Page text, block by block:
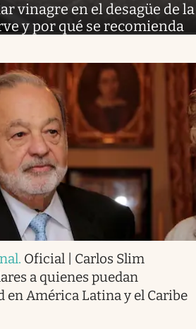
vinagre en el desagüe de la
y por qué se recomienda
. Oficial | Carlos Slim
a quienes puedan
en América Latina y el Caribe